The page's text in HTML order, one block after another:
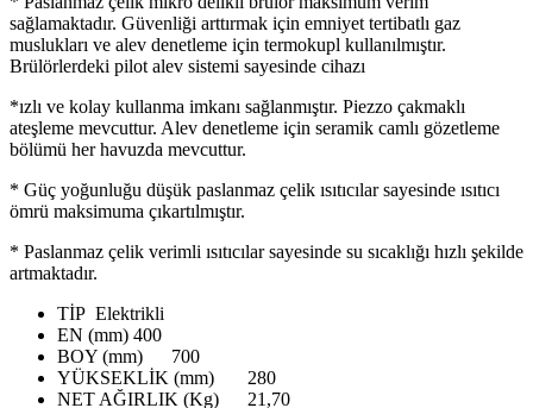
sağlamaktadır. Güvenliği arttırmak için emniyet tertibatlı gaz
muslukları ve alev denetleme için termokupl kullanılmıştır.
Brülörlerdeki pilot alev sistemi sayesinde cihazı
*ızlı ve kolay kullanma imkanı sağlanmıştır. Piezzo çakmaklı
ateşleme mevcuttur. Alev denetleme için seramik camlı gözetleme
bölümü her havuzda mevcuttur.
* Güç yoğunluğu düşük paslanmaz çelik ısıtıcılar sayesinde ısıtıcı
ömrü maksimuma çıkartılmıştır.
* Paslanmaz çelik verimli ısıtıcılar sayesinde su sıcaklığı hızlı şekilde
artmaktadır.
TİP Elektrikli
EN (mm) 400
BOY (mm)
700
YÜKSEKLİK (mm)
280
NET AĞIRLIK (Kg)
21,70